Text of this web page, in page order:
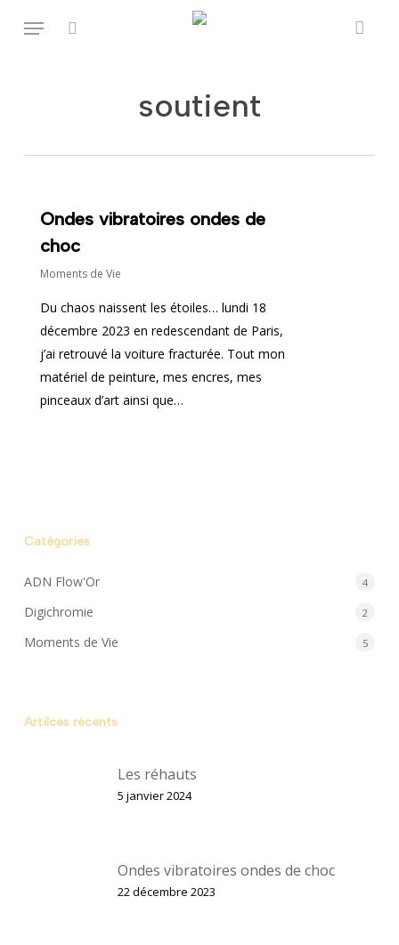
Menu
soutient
Ondes vibratoires ondes de
choc
Moments de Vie
Du chaos naissent les étoiles… lundi 18
décembre 2023 en redescendant de Paris,
j’ai retrouvé la voiture fracturée. Tout mon
matériel de peinture, mes encres, mes
pinceaux d’art ainsi que…
Catégories
ADN Flow'Or 4
Digichromie 2
Moments de Vie 5
Artilces récents
Les réhauts
5 janvier 2024
Ondes vibratoires ondes de choc
22 décembre 2023